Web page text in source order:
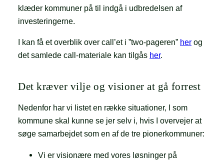
klæder kommuner på til indgå i udbredelsen af
investeringerne.
I kan få et overblik over call’et i ”two-pageren” her og
det samlede call-materiale kan tilgås her.
Det kræver vilje og visioner at gå forrest
Nedenfor har vi listet en række situationer, I som
kommune skal kunne se jer selv i, hvis I overvejer at
søge samarbejdet som en af de tre pionerkommuner:
Vi er visionære med vores løsninger på